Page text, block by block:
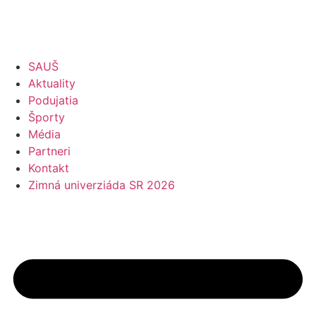
SAUŠ
Aktuality
Podujatia
Športy
Média
Partneri
Kontakt
Zimná univerziáda SR 2026